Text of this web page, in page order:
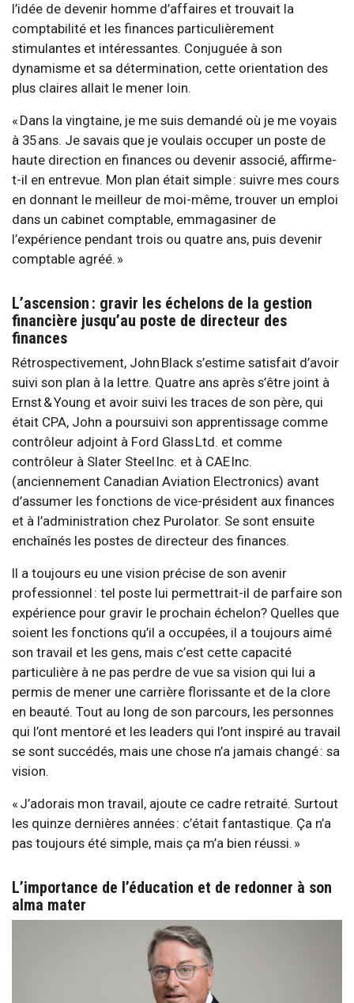
l’idée de devenir homme d’affaires et trouvait la
comptabilité et les finances particulièrement
stimulantes et intéressantes. Conjuguée à son
dynamisme et sa détermination, cette orientation des
plus claires allait le mener loin.
« Dans la vingtaine, je me suis demandé où je me voyais
à 35 ans. Je savais que je voulais occuper un poste de
haute direction en finances ou devenir associé, affirme-
t-il en entrevue. Mon plan était simple : suivre mes cours
en donnant le meilleur de moi-même, trouver un emploi
dans un cabinet comptable, emmagasiner de
l’expérience pendant trois ou quatre ans, puis devenir
comptable agréé. »
L’ascension : gravir les échelons de la gestion
financière jusqu’au poste de directeur des
finances
Rétrospectivement, John Black s’estime satisfait d’avoir
suivi son plan à la lettre. Quatre ans après s’être joint à
Ernst & Young et avoir suivi les traces de son père, qui
était CPA, John a poursuivi son apprentissage comme
contrôleur adjoint à Ford Glass Ltd. et comme
contrôleur à Slater Steel Inc. et à CAE Inc.
(anciennement Canadian Aviation Electronics) avant
d’assumer les fonctions de vice-président aux finances
et à l’administration chez Purolator. Se sont ensuite
enchaînés les postes de directeur des finances.
Il a toujours eu une vision précise de son avenir
professionnel : tel poste lui permettrait-il de parfaire son
expérience pour gravir le prochain échelon? Quelles que
soient les fonctions qu’il a occupées, il a toujours aimé
son travail et les gens, mais c’est cette capacité
particulière à ne pas perdre de vue sa vision qui lui a
permis de mener une carrière florissante et de la clore
en beauté. Tout au long de son parcours, les personnes
qui l’ont mentoré et les leaders qui l’ont inspiré au travail
se sont succédés, mais une chose n’a jamais changé : sa
vision.
« J’adorais mon travail, ajoute ce cadre retraité. Surtout
les quinze dernières années : c’était fantastique. Ça n’a
pas toujours été simple, mais ça m’a bien réussi. »
L’importance de l’éducation et de redonner à son
alma mater